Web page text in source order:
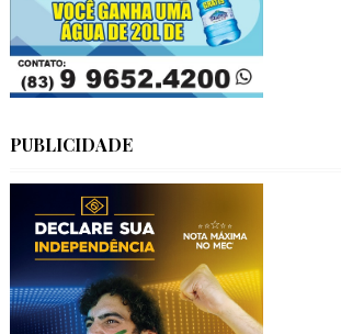
PUBLICIDADE